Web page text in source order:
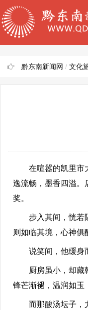
黔东南新闻网 / 文化
在喧嚣的凯里市大
逸流畅，墨香四溢。
奖。
步入其间，恍若隔
则如临其境，心神俱
说笑间，他缓身而
厨房虽小，却藏乾
锋芒渐褪，温润如玉
而那酸汤坛子，尤